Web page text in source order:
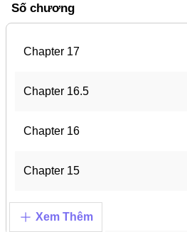
Demons
#Hoàng Gia
#Ma Cà Rồng
Số chương
Xem Thêm
Chapter 17
Chapter 16.5
Chapter 16
Chapter 15
Chapter 14